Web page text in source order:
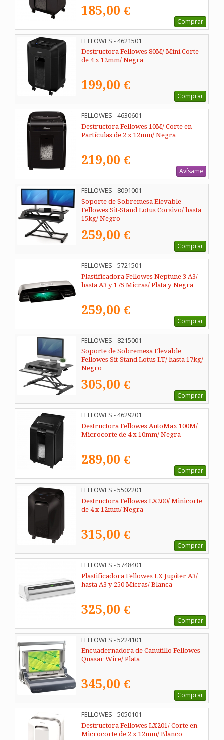
185,00 €
Comprar
FELLOWES - 4621501
Destructora Fellowes 80M/ Mini Corte
de 4 x 12mm/ Negra
199,00 €
Comprar
FELLOWES - 4630601
Destructora Fellowes 10M/ Corte en
Partículas de 2 x 12mm/ Negra
219,00 €
Avísame
FELLOWES - 8091001
Soporte de Sobremesa Elevable
Fellowes Sit-Stand Lotus Corsivo/ hasta
15kg/ Negro
259,00 €
Comprar
FELLOWES - 5721501
Plastificadora Fellowes Neptune 3 A3/
hasta A3 y 175 Micras/ Plata y Negra
259,00 €
Comprar
FELLOWES - 8215001
Soporte de Sobremesa Elevable
Fellowes Sit-Stand Lotus LT/ hasta 17kg/
Negro
305,00 €
Comprar
FELLOWES - 4629201
Destructora Fellowes AutoMax 100M/
Microcorte de 4 x 10mm/ Negra
289,00 €
Comprar
FELLOWES - 5502201
Destructora Fellowes LX200/ Minicorte
de 4 x 12mm/ Negra
315,00 €
Comprar
FELLOWES - 5748401
Plastificadora Fellowes LX Jupiter A3/
hasta A3 y 250 Micras/ Blanca
325,00 €
Comprar
FELLOWES - 5224101
Encuadernadora de Canutillo Fellowes
Quasar Wire/ Plata
345,00 €
Comprar
FELLOWES - 5050101
Destructora Fellowes LX201/ Corte en
Microcorte de 2 x 12mm/ Blanco